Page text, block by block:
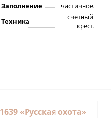
Заполнение
частичное
Техника
счетный
крест
1639 «Русская охота»